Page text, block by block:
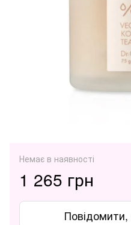
Немає в наявності
1 265 грн
Повідомити,